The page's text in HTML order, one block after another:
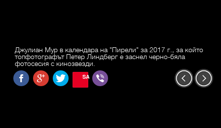
Джулиан Мур в календара на "Пирели" за 2017 г., за който
топфотографът Петер Линдберг е заснел черно-бяла
фотосесия с кинозвезди.
SAVE